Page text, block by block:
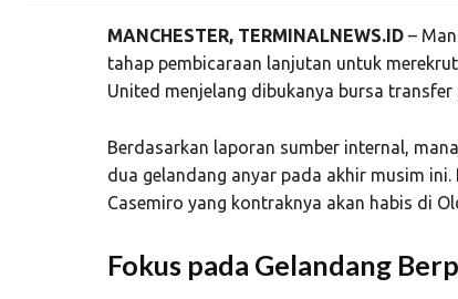
MANCHESTER, TERMINALNEWS.ID–
tahap pembicaraan lanjutan untuk
United menjelang dibukanya bursa transfer
Berdasarkan laporan sumber internal,
dua gelandang anyar pada akhir musim
Casemiro yang kontraknya akan habis di
Fokus pada Gelandang